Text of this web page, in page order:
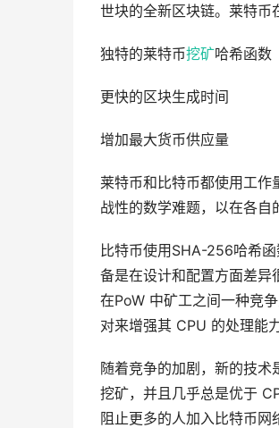
世块的全新区块链。莱特币
独特的莱特币挖矿哈希函数
更快的区块生成时间
增加最大货币供应量
莱特币和比特币都使用工
战性的数学难题，以在各自
比特币使用SHA-256哈希
备是在设计和配置方面差
在PoW 中矿工之间一种竞
对来增强其 CPU 的处理能
随着竞争的加剧，新的技
挖矿，并且几乎总是优于
阻止更多的人加入比特币